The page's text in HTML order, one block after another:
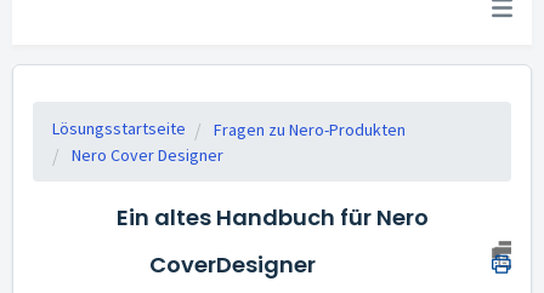
Lösungsstartseite
Fragen zu Nero-Produkten
Nero Cover Designer
Ein altes Handbuch für Nero
CoverDesigner